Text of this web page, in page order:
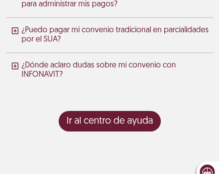
para administrar mis pagos?
¿Puedo pagar mi convenio tradicional en parcialidades
por el SUA?
¿Dónde aclaro dudas sobre mi convenio con
INFONAVIT?
Ir al centro de ayuda